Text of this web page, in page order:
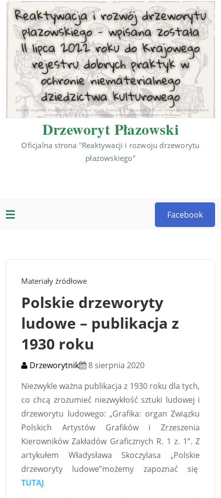
Drzeworyt Płazowski
Oficjalna strona "Reaktywacji i rozwoju drzeworytu
płazowskiego"
Facebook
Materiały źródłowe
Polskie drzeworyty
ludowe – publikacja z
1930 roku
Drzeworytnik
8 sierpnia 2020
Niezwykle ważna publikacja z 1930 roku dla tych,
co chcą zrozumieć niezwykłość sztuki ludowej i
drzeworytu ludowego: „Grafika: organ Związku
Polskich Artystów Grafików i Zrzeszenia
Kierowników Zakładów Graficznych R. 1 z. 1”. Z
artykułem Władysława Skoczylasa „Polskie
drzeworyty ludowe”możemy zapoznać się
TUTAJ